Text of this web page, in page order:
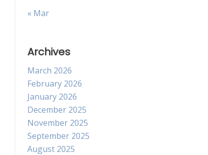
« Mar
Archives
March 2026
February 2026
January 2026
December 2025
November 2025
September 2025
August 2025